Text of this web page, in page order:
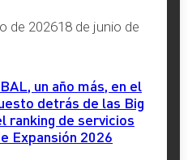
de 202618 de junio de
un año más, en el
detrás de las Big
ranking de servicios
Expansión 2026